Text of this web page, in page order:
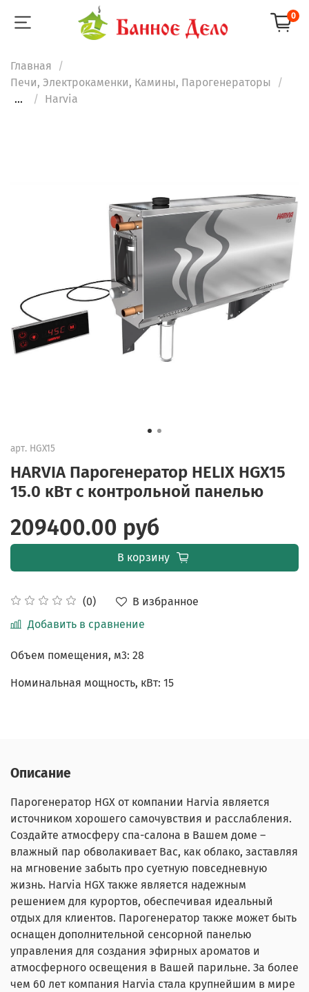
0
Главная
Печи, Электрокаменки, Камины, Парогенераторы
...
Harvia
арт. HGX15
HARVIA Парогенератор HELIX HGX15
15.0 кВт с контрольной панелью
(0)
В избранное
Добавить в сравнение
209400.00 руб
В корзину
Объем помещения, м3: 28
Номинальная мощность, кВт: 15
Описание
Парогенератор HGX от компании Harvia является
источником хорошего самочувствия и расслабления.
Создайте атмосферу спа-салона в Вашем доме –
влажный пар обволакивает Вас, как облако, заставляя
на мгновение забыть про суетную повседневную
жизнь. Harvia HGX также является надежным
решением для курортов, обеспечивая идеальный
отдых для клиентов. Парогенератор также может быть
оснащен дополнительной сенсорной панелью
управления для создания эфирных ароматов и
атмосферного освещения в Вашей парильне. За более
чем 60 лет компания Harvia стала крупнейшим в мире